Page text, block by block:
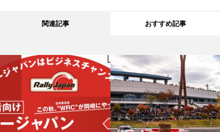
関連記事 おすすめ記事